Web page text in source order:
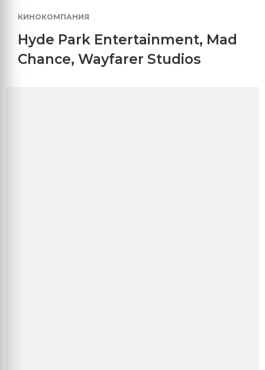
КИНОКОМПАНИЯ
Hyde Park Entertainment, Mad
Chance, Wayfarer Studios